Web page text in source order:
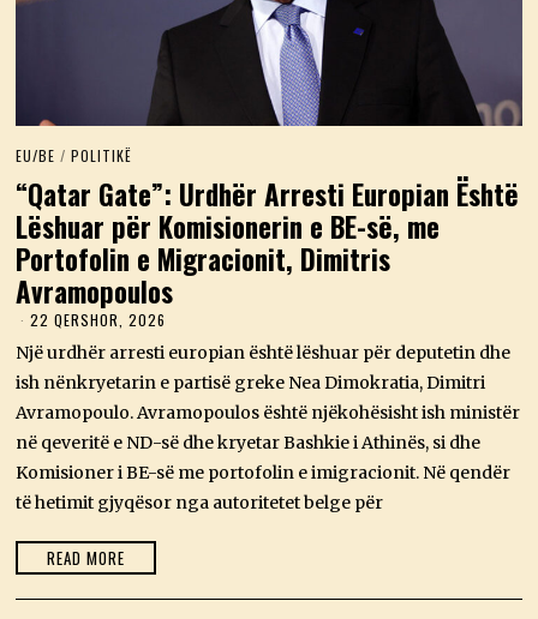
EU/BE / POLITIKË
“Qatar Gate”: Urdhër Arresti Europian Është
Lëshuar për Komisionerin e BE-së, me
Portofolin e Migracionit, Dimitris
Avramopoulos
22 QERSHOR, 2026
Q
E
R
S
H
O
R
2
Një urdhër arresti europian është lëshuar për deputetin dhe
ish nënkryetarin e partisë greke Nea Dimokratia, Dimitri
Avramopoulo. Avramopoulos është njëkohësisht ish ministër
në qeveritë e ND-së dhe kryetar Bashkie i Athinës, si dhe
Komisioner i BE-së me portofolin e imigracionit. Në qendër
të hetimit gjyqësor nga autoritetet belge për
READ MORE